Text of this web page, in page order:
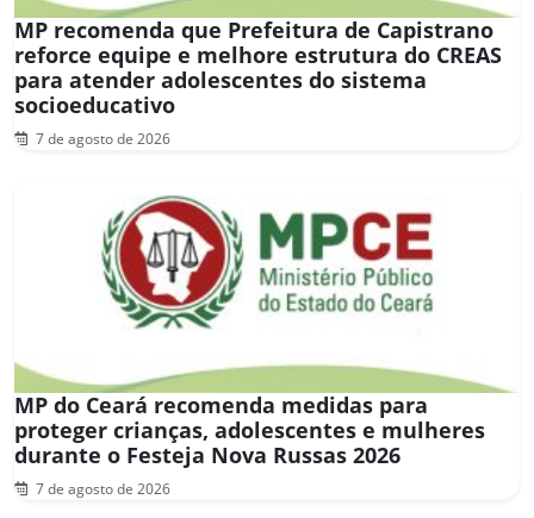
MP recomenda que Prefeitura de Capistrano
reforce equipe e melhore estrutura do CREAS
para atender adolescentes do sistema
socioeducativo
7 de agosto de 2026
MP do Ceará recomenda medidas para
proteger crianças, adolescentes e mulheres
durante o Festeja Nova Russas 2026
7 de agosto de 2026